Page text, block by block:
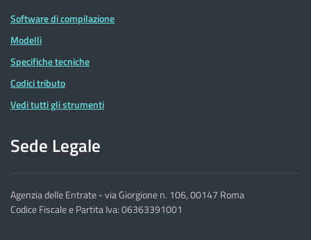
Software di compilazione
Modelli
Specifiche tecniche
Codici tributo
Vedi tutti gli strumenti
Sede Legale
Agenzia delle Entrate - via Giorgione n. 106, 00147 Roma
Codice Fiscale e Partita Iva: 06363391001